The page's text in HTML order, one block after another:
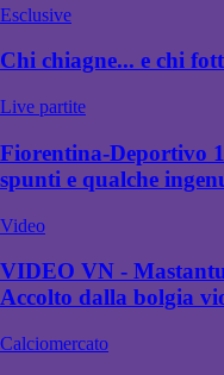
Esclusive
Chi chiagne... e chi
Live partite
Fiorentina-Deportivo
spunti e qualche
Video
VIDEO VN -
Accolto dalla bolgia
Calciomercato